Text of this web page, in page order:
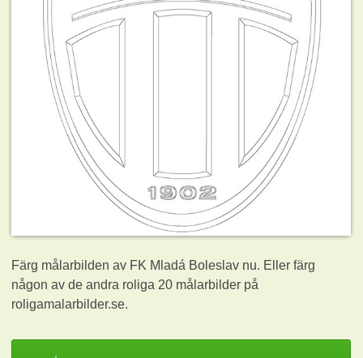
Färg målarbilden av FK Mladá Boleslav nu. Eller färg
någon av de andra roliga 20 målarbilder på
roligamalarbilder.se.